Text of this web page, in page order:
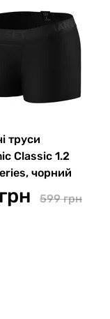
труси
Classic 1.2
чорний
599 грн